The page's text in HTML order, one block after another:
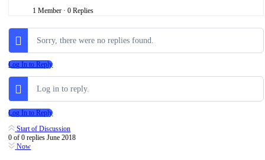
1 Member · 0 Replies
Sorry, there were no replies found.
Log In to Reply
Log in to reply.
Log In to Reply
Start of Discussion
0 of0 repliesJune 2018
Now